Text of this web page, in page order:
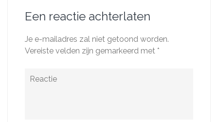
Een reactie achterlaten
Je e-mailadres zal niet getoond worden.
Vereiste velden zijn gemarkeerd met *
Reactie